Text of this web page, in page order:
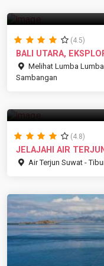
(4.5)
BALI UTARA,
Melihat Lumba
Sambangan
(4.8)
JELAJAHI AIR
Air Terjun Suwat -